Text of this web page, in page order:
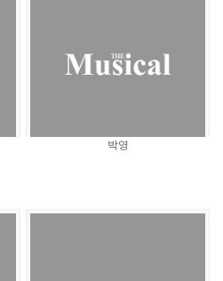
박영